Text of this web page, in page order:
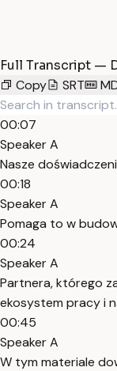
Full Transcript —
Copy
SRT
00:07
Speaker A
Nasze
00:18
Speaker A
Pomaga to w
00:24
Speaker A
Partnera, którego
ekosystem pracy i
00:45
Speaker A
W tym materiale